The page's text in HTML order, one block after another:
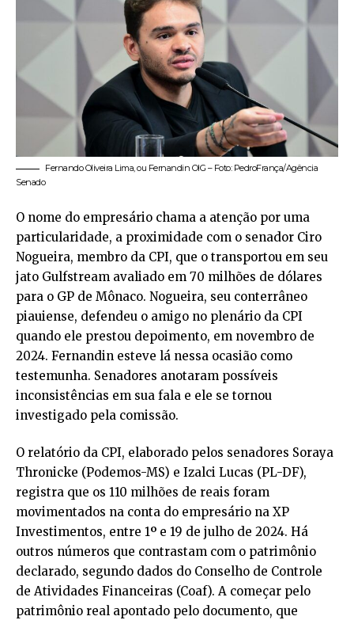
Fernando Oliveira Lima, ou Fernandin OIG – Foto: PedroFrança/Agência
Senado
O nome do empresário chama a atenção por uma
particularidade, a proximidade com o senador Ciro
Nogueira, membro da CPI, que o transportou em seu
jato Gulfstream avaliado em 70 milhões de dólares
para o GP de Mônaco. Nogueira, seu conterrâneo
piauiense, defendeu o amigo no plenário da CPI
quando ele prestou depoimento, em novembro de
2024. Fernandin esteve lá nessa ocasião como
testemunha. Senadores anotaram possíveis
inconsistências em sua fala e ele se tornou
investigado pela comissão.
O relatório da CPI, elaborado pelos senadores Soraya
Thronicke (Podemos-MS) e Izalci Lucas (PL-DF),
registra que os 110 milhões de reais foram
movimentados na conta do empresário na XP
Investimentos, entre 1º e 19 de julho de 2024. Há
outros números que contrastam com o patrimônio
declarado, segundo dados do Conselho de Controle
de Atividades Financeiras (Coaf). A começar pelo
patrimônio real apontado pelo documento, que